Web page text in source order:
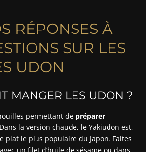
RÉPONSES À
SUR LES
UDON
MANGER LES UDON ?
permettant de préparer
la version chaude, le Yakiudon est,
plat le plus populaire du Japon. Faites
un filet d’huile de sésame ou dans